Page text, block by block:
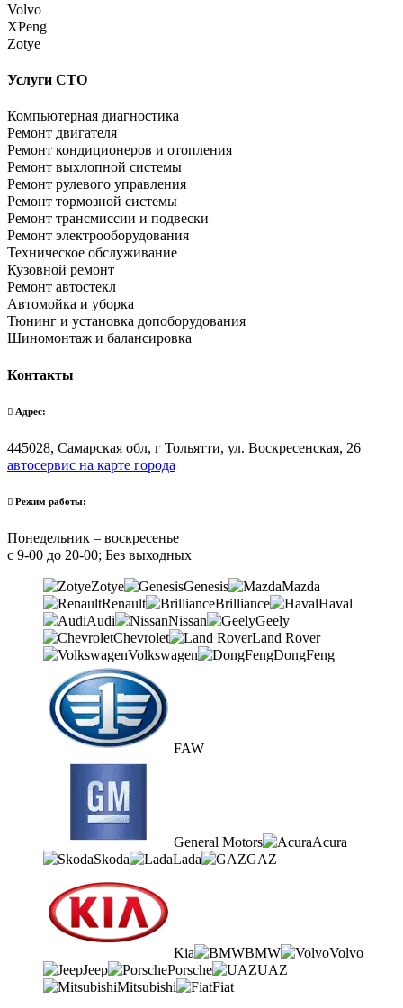
Volvo
XPeng
Zotye
Услуги СТО
Компьютерная диагностика
Ремонт двигателя
Ремонт кондиционеров и отопления
Ремонт выхлопной системы
Ремонт рулевого управления
Ремонт тормозной системы
Ремонт трансмиссии и подвески
Ремонт электрооборудования
Техническое обслуживание
Кузовной ремонт
Ремонт автостекл
Автомойка и уборка
Тюнинг и установка допоборудования
Шиномонтаж и балансировка
Контакты
Адрес:
445028, Самарская обл, г Тольятти, ул. Воскресенская, 26
автосервис на карте города
Режим работы:
Понедельник – воскресенье
с 9-00 до 20-00; Без выходных
Zotye Genesis
Mazda
Renault
Brilliance
Haval
Audi
Nissan
Geely
Chevrolet
Land Rover
Volkswagen
DongFeng
FAW
General Motors
Acura
Skoda
Lada GAZ
Kia BMW
Volvo
Jeep
Porsche
UAZ
Mitsubishi
Fiat